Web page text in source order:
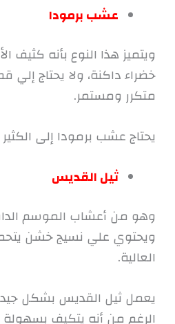
عشب برمودا
ويتميز هذا النوع بأنه كثيف
خضراء داكنة، ولا يحتاج
متكرر ومستمر.
يحتاج عشب برمودا إلى
ثيل القديس
وهو من أعشاب الموسم
ويحتوي علي نسيج خشن
العالية.
يعمل ثيل القديس بشكل
الرغم من أنه يتكيف